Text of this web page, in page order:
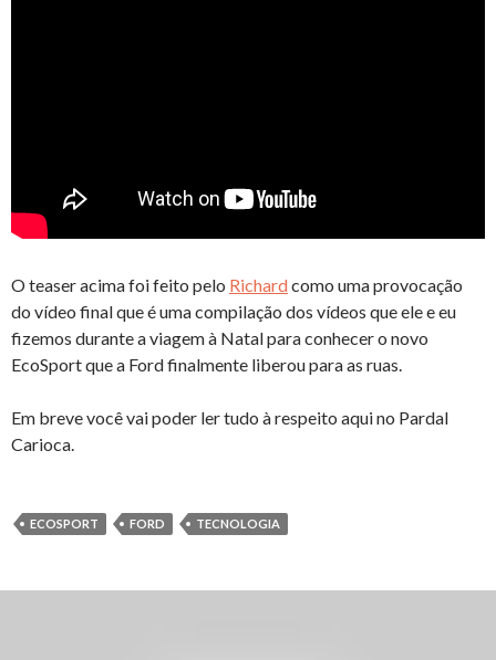
O teaser acima foi feito pelo Richardcomo uma provocação
do vídeo final que é uma compilação dos vídeos que ele e eu
fizemos durante a viagem à Natal para conhecer o novo
EcoSport que a Ford finalmente liberou para as ruas.
Em breve você vai poder ler tudo à respeito aqui no Pardal
Carioca.
ECOSPORT FORD TECNOLOGIA